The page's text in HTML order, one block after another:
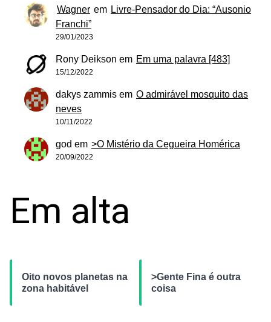
Wagner em Livre-Pensador do Dia: “Ausonio
Franchi”
29/01/2023
Rony Deikson em Em uma palavra [483]
15/12/2022
dakys zammis em O admirável mosquito das
neves
10/11/2022
god em >O Mistério da Cegueira Homérica
20/09/2022
Em alta
Oito novos planetas na
zona habitável
>Gente Fina é outra
coisa